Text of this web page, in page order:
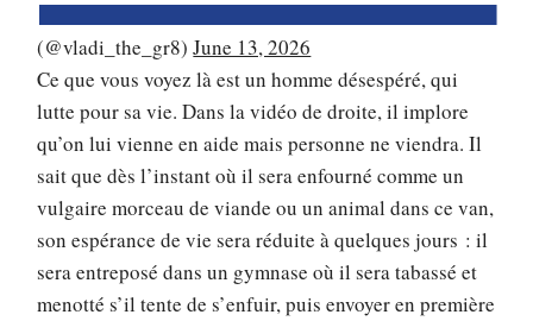
(@vladi_the_gr8)June 13, 2026
Ce que vous voyez là est un homme désespéré, qui
lutte pour sa vie. Dans la vidéo de droite, il implore
qu’on lui vienne en aide mais personne ne viendra. Il
sait que dès l’instant où il sera enfourné comme un
vulgaire morceau de viande ou un animal dans ce van,
son espérance de vie sera réduite à quelques jours : il
sera entreposé dans un gymnase où il sera tabassé et
menotté s’il tente de s’enfuir, puis envoyer en première